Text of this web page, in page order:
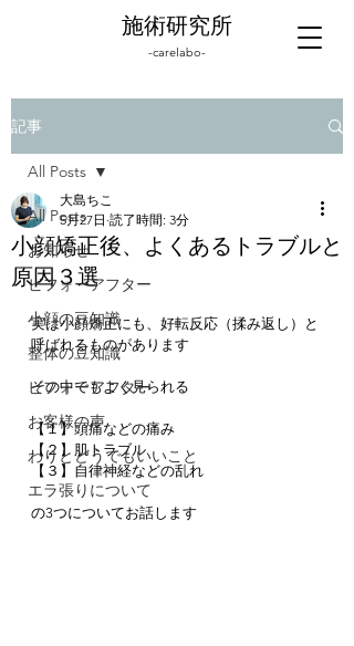
施術研究所
-carelabo-
記事
All Posts
お知らせ
ビフォーアフター
小顔の豆知識
整体の豆知識
ビフォーアフター
お客様の声
わりとどうでもいいこと
エラ張りについて
All Posts
小顔矯正後、よくあるトラブルと
原因３選
大島ちこ
5月27日 読了時間: 3分
実は小顔矯正にも、好転反応（揉み返し）と
呼ばれるものがあります
その中でもよく見られる
【１】頭痛などの痛み
【２】肌トラブル
【３】自律神経などの乱れ
の3つについてお話します